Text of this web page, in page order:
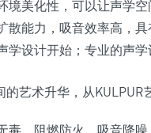
境美化性，可以让声学
散能力，吸音效率高，
学设计开始；专业的声
毒，阻燃防火，吸音降